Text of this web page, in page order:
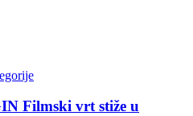
Filmski vrt stiže u